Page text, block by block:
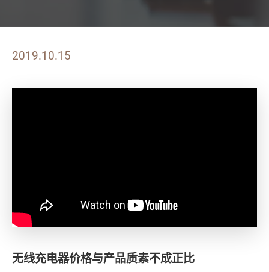
2019.10.15
无线充电器价格与产品质素不成正比